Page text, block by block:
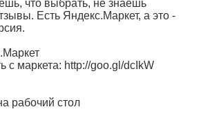
что выбрать, не знаешь
Есть Яндекс.Маркет, а это -
с маркета: http://goo.gl/dcIkW
рабочий стол